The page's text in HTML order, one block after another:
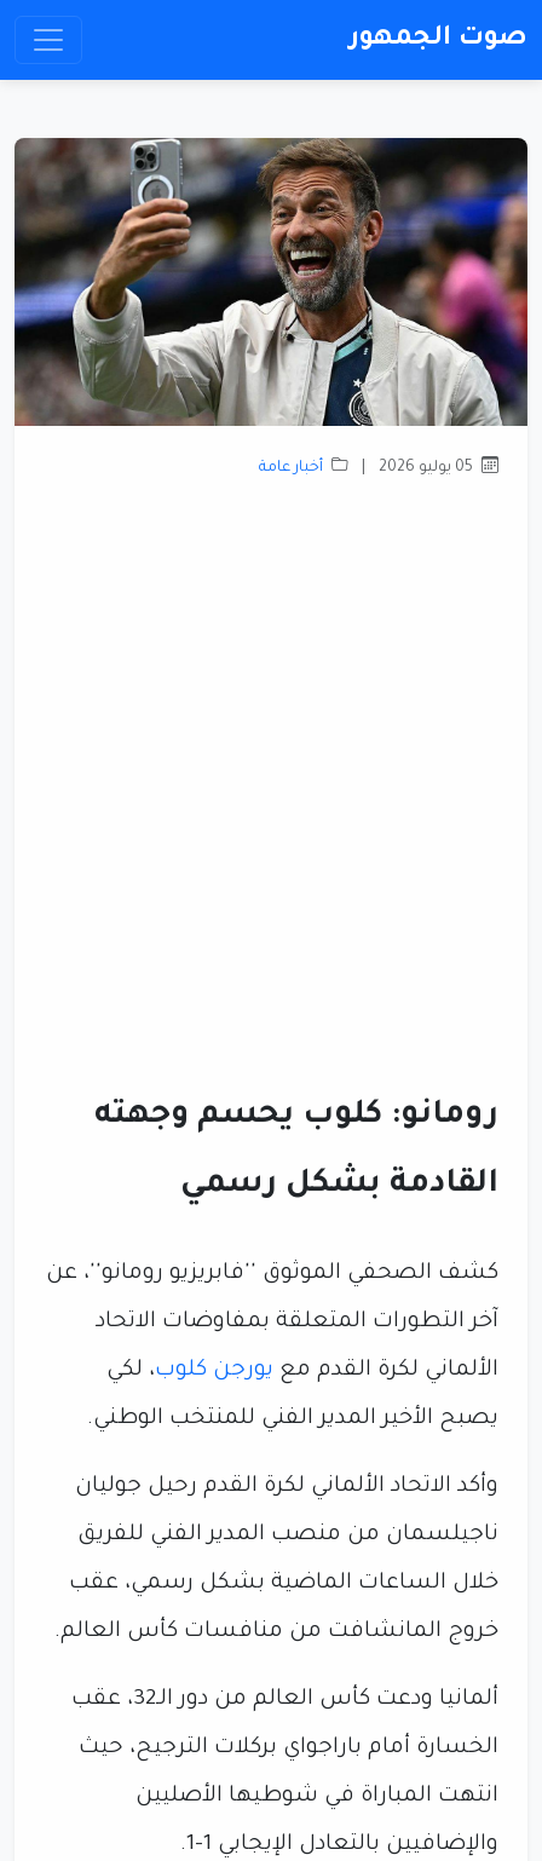
صوت الجمهور
أخبار عامة
رومانو: كلوب يحسم وجهته
القادمة بشكل رسمي
كشف الصحفي الموثوق ''فابريزيو رومانو''، عن
آخر التطورات المتعلقة بمفاوضات الاتحاد
الألماني لكرة القدم مع يورجن كلوب، لكي
يصبح الأخير المدير الفني للمنتخب الوطني.
وأكد الاتحاد الألماني لكرة القدم رحيل جوليان
ناجيلسمان من منصب المدير الفني للفريق
خلال الساعات الماضية بشكل رسمي، عقب
خروج المانشافت من منافسات كأس العالم.
ألمانيا ودعت كأس العالم من دور الـ32، عقب
الخسارة أمام باراجواي بركلات الترجيح، حيث
انتهت المباراة في شوطيها الأصليين
والإضافيين بالتعادل الإيجابي 1-1.